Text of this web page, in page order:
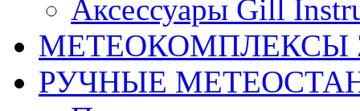
Аксессуары Gill
МЕТЕОКОМПЛЕКСЫ
РУЧНЫЕ